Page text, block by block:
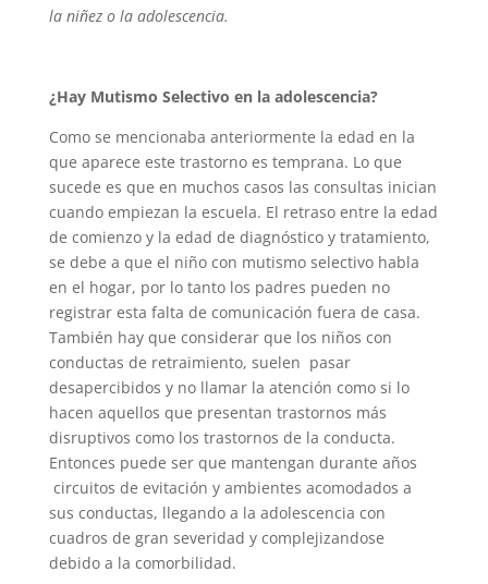
la niñez o la adolescencia.
¿Hay Mutismo Selectivo en la adolescencia?
Como se mencionaba anteriormente la edad en la
que aparece este trastorno es temprana. Lo que
sucede es que en muchos casos las consultas inician
cuando empiezan la escuela. El retraso entre la edad
de comienzo y la edad de diagnóstico y tratamiento,
se debe a que el niño con mutismo selectivo habla
en el hogar, por lo tanto los padres pueden no
registrar esta falta de comunicación fuera de casa.
También hay que considerar que los niños con
conductas de retraimiento, suelen pasar
desapercibidos y no llamar la atención como si lo
hacen aquellos que presentan trastornos más
disruptivos como los trastornos de la conducta.
Entonces puede ser que mantengan durante años
circuitos de evitación y ambientes acomodados a
sus conductas, llegando a la adolescencia con
cuadros de gran severidad y complejizandose
debido a la comorbilidad.